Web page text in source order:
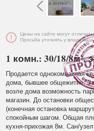
Цены на сайте могут
Просьба уточнять у
1 комн.: 30/18/8м²,
Продается однокомнатная
дома, бывшее общежитие.
возле дома возможность
магазин. До остановки
(конечная остановка
спокойным шагом. Общая
кухня-прихожая 8м. Сан/